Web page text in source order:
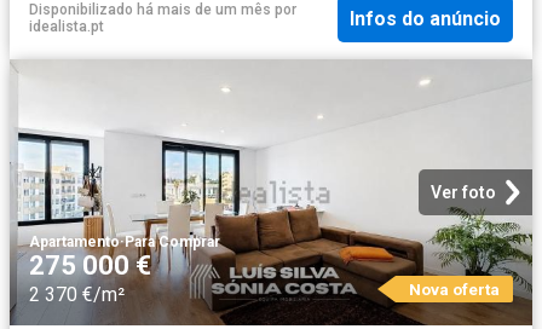
Disponibilizado há mais de um mês por
idealista.pt
Infos do anúncio
Ver foto
Apartamento·Para Comprar
275 000 €
2 370 €/m² Nova oferta